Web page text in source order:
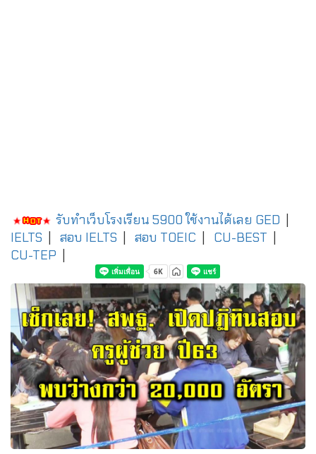
รับทำเว็บโรงเรียน 5900 ใช้งานได้เลย GED
IELTS
สอบ IELTS สอบ TOEIC CU-BEST
CU-TEP